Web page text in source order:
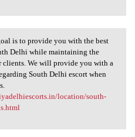
is to
is to provide you with the best
Delhi while maintaining the
clients. We will provide you with a
South Delhi escort when
location/south-